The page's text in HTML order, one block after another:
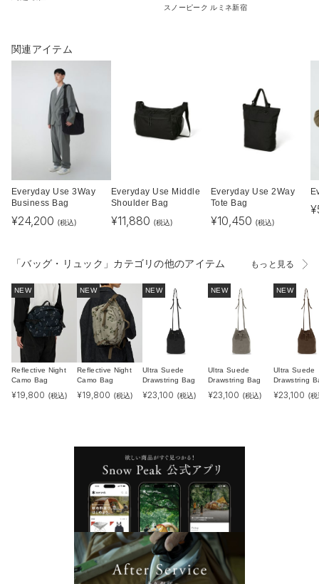
スノーピーク ルミネ新宿
関連アイテム
Everyday Use 3Way
Business Bag
¥24,200 (税込)
Everyday Use Middle
Shoulder Bag
¥11,880 (税込)
Everyday Use 2Way
Tote Bag
¥10,450 (税込)
¥
「バッグ・リュック」カテゴリの他のアイテム もっと見る
NEW
Reflective Night
Camo Bag
¥19,800 (税込)
NEW
Reflective Night
Camo Bag
¥19,800 (税込)
NEW
Ultra Suede
Drawstring Bag
¥23,100 (税込)
NEW
Ultra Suede
Drawstring Bag
¥23,100 (税込)
NEW
Ultra Suede
Drawstring
¥23,100 (